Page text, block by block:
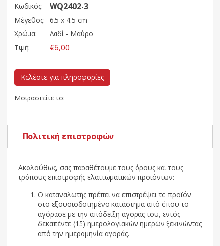
Κωδικός: WQ2402-3
Μέγεθος: 6.5 x 4.5 cm
Χρώμα:
Λαδί - Μαύρο
Τιμή:
€6,00
Καλέστε για πληροφορίες
Μοιραστείτε το:
Πολιτική επιστροφών
Ακολούθως, σας παραθέτουμε τους όρους και τους
τρόπους επιστροφής ελαττωματικών προϊόντων:
Ο καταναλωτής πρέπει να επιστρέψει το προϊόν
στο εξουσιοδοτημένο κατάστημα από όπου το
αγόρασε με την απόδειξη αγοράς του, εντός
δεκαπέντε (15) ημερολογιακών ημερών ξεκινώντας
από την ημερομηνία αγοράς.